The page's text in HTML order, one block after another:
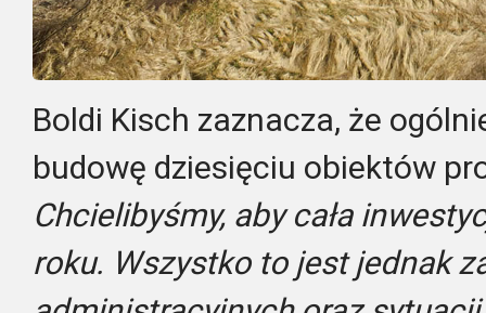
Boldi Kisch zaznacza, że
budowę dziesięciu obiektów
Chcielibyśmy, aby cała
roku. Wszystko to jest jednak